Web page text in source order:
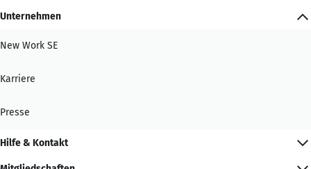
Unternehmen
New Work SE
Karriere
Presse
Hilfe & Kontakt